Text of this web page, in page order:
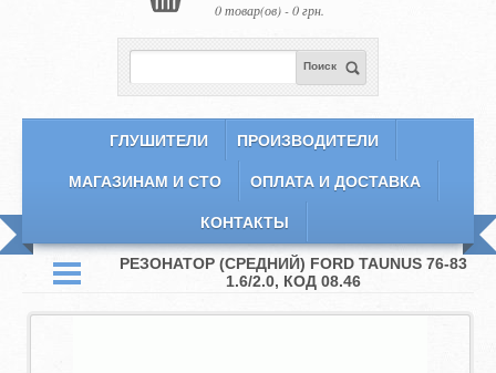
0 товар(ов) - 0 грн.
Поиск
ГЛУШИТЕЛИ ПРОИЗВОДИТЕЛИ
МАГАЗИНАМ И СТО ОПЛАТА И ДОСТАВКА
КОНТАКТЫ
РЕЗОНАТОР (СРЕДНИЙ) FORD TAUNUS 76-83
1.6/2.0, КОД 08.46